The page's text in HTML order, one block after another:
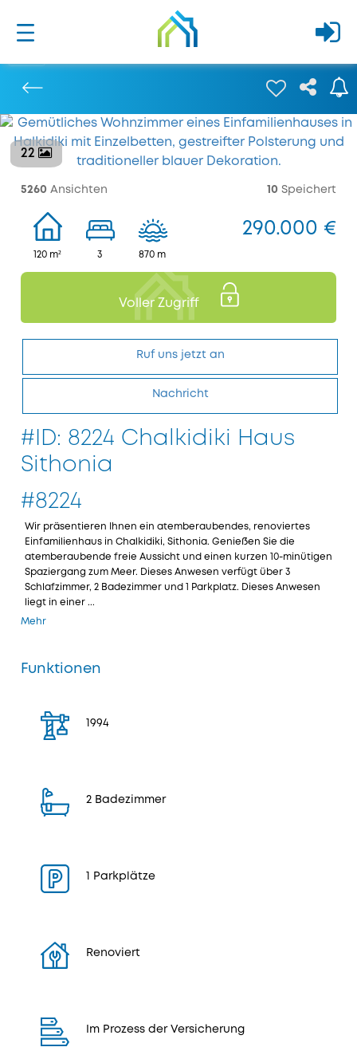
22
5260 Ansichten 10 Speichert
120 m² 3 870 m
290.000 €
Voller Zugriff
Ruf uns jetzt an
Nachricht
#ID: 8224 Chalkidiki Haus
Sithonia
#8224
Wir präsentieren Ihnen ein atemberaubendes, renoviertes
Einfamilienhaus in Chalkidiki, Sithonia. Genießen Sie die
atemberaubende freie Aussicht und einen kurzen 10-minütigen
Spaziergang zum Meer. Dieses Anwesen verfügt über 3
Schlafzimmer, 2 Badezimmer und 1 Parkplatz. Dieses Anwesen
liegt in einer ...
Mehr
Funktionen
1994
2 Badezimmer
1 Parkplätze
Renoviert
Im Prozess der Versicherung